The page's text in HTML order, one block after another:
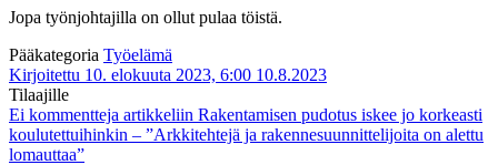
Jopa työnjohtajilla on ollut pulaa töistä.
Pääkategoria Työelämä
Kirjoitettu 10. elokuuta 2023, 6:00 10.8.2023
Tilaajille
Ei kommentteja artikkeliin Rakentamisen pudotus iskee jo korkeasti
koulutettuihinkin – ”Arkkitehtejä ja rakennesuunnittelijoita on alettu
lomauttaa”